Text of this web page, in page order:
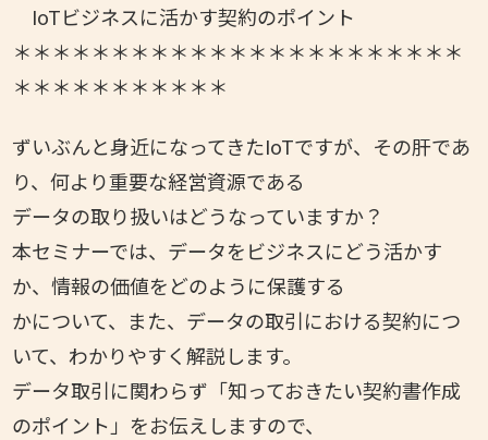
IoTビジネスに活かす契約のポイント
＊＊＊＊＊＊＊＊＊＊＊＊＊＊＊＊＊＊＊＊＊＊＊
＊＊＊＊＊＊＊＊＊＊＊
ずいぶんと身近になってきたIoTですが、その肝であ
り、何より重要な経営資源である
データの取り扱いはどうなっていますか？
本セミナーでは、データをビジネスにどう活かす
か、情報の価値をどのように保護する
かについて、また、データの取引における契約につ
いて、わかりやすく解説します。
データ取引に関わらず「知っておきたい契約書作成
のポイント」をお伝えしますので、